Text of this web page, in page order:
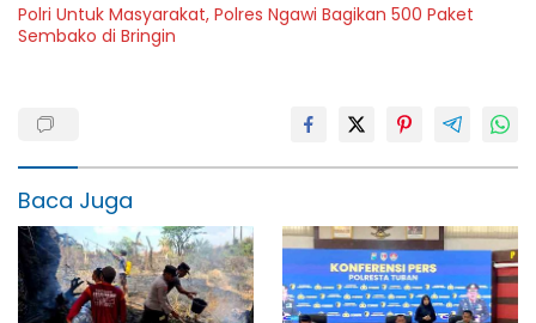
Polri Untuk Masyarakat, Polres Ngawi Bagikan 500 Paket
Sembako di Bringin
Baca Juga